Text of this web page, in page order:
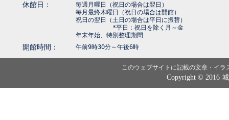
休館日：
毎週月曜日（祝日の場合は翌日）
毎月最終木曜日（祝日の場合は開館）
祝日の翌日（土日の場合は平日に振替）
*平日：祝日を除く月～金
年末年始、特別整理期間
開館時間： 午前9時30分～午後6時
このウェブサイトに記載の文章・イ
Copyright © 2016